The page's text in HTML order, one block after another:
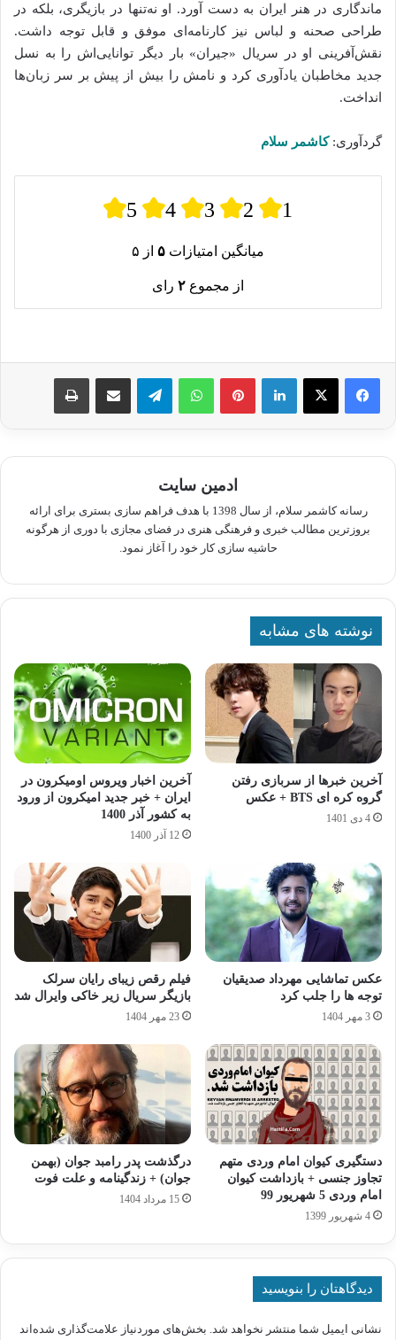
ماندگاری در هنر ایران به دست آورد. او نه‌تنها در بازیگری، بلکه در
طراحی صحنه و لباس نیز کارنامه‌ای موفق و قابل توجه داشت.
نقش‌آفرینی او در سریال «جیران» بار دیگر توانایی‌اش را به نسل
جدید مخاطبان یادآوری کرد و نامش را بیش از پیش بر سر زبان‌ها
انداخت.
گردآوری:کاشمر سلام
5 4 3 2 1
میانگین امتیازات ۵ از ۵
از مجموع ۲ رای
لینکدین پینترستواتس آپ تلگرام اشتراک گذاری از طریق ایمیل چاپ
ادمین سایت
رسانه کاشمر سلام، از سال 1398 با هدف فراهم سازی بستری برای ارائه
بروزترین مطالب خبری و فرهنگی هنری در فضای مجازی با دوری از هرگونه
حاشیه سازی کار خود را آغاز نمود.
نوشته های مشابه
آخرین خبرها از سربازی رفتن
گروه کره ای BTS + عکس
4 دی 1401
آخرین اخبار ویروس اومیکرون در
ایران + خبر جدید امیکرون از ورود
به کشور آذر 1400
12 آذر 1400
عکس تماشایی مهرداد صدیقیان
توجه ها را جلب کرد
3 مهر 1404
فیلم رقص زیبای رایان سرلک
بازیگر سریال زیر خاکی وایرال شد
23 مهر 1404
دستگیری کیوان امام وردی متهم
تجاوز جنسی + بازداشت کیوان
امام وردی 5 شهریور 99
4 شهریور 1399
درگذشت پدر رامبد جوان (بهمن
جوان) + زندگینامه و علت فوت
15 مرداد 1404
دیدگاهتان را بنویسید
نشانی ایمیل شما منتشر نخواهد شد. بخش‌های موردنیاز علامت‌گذاری شده‌اند